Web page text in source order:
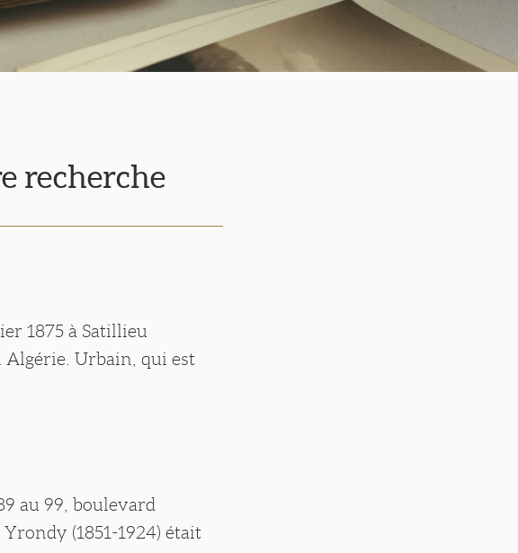
recherche
1875 à Satillieu
Algérie. Urbain, qui est
au 99, boulevard
(1851-1924) était